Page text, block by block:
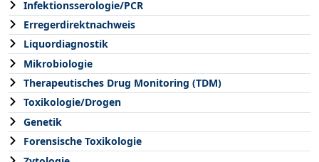
Infektionsserologie/PCR
Erregerdirektnachweis
Liquordiagnostik
Mikrobiologie
Therapeutisches Drug Monitoring (TDM)
Toxikologie/Drogen
Genetik
Forensische Toxikologie